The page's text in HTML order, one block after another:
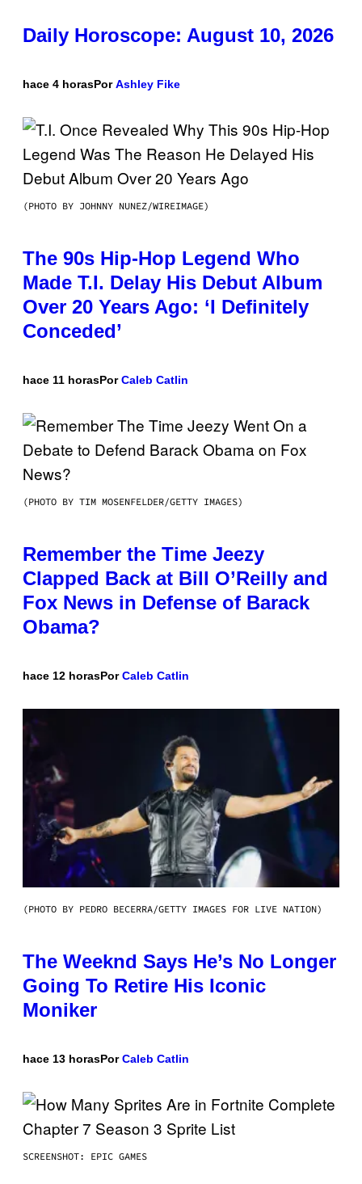
Daily Horoscope: August 10, 2026
hace 4 horasPorAshley Fike
(PHOTO BY JOHNNY NUNEZ/WIREIMAGE)
The 90s Hip-Hop Legend Who
Made T.I. Delay His Debut Album
Over 20 Years Ago: ‘I Definitely
Conceded’
hace 11 horasPorCaleb Catlin
(PHOTO BY TIM MOSENFELDER/GETTY IMAGES)
Remember the Time Jeezy
Clapped Back at Bill O’Reilly and
Fox News in Defense of Barack
Obama?
hace 12 horasPorCaleb Catlin
(PHOTO BY PEDRO BECERRA/GETTY IMAGES FOR LIVE NATION)
The Weeknd Says He’s No Longer
Going To Retire His Iconic
Moniker
hace 13 horasPorCaleb Catlin
SCREENSHOT: EPIC GAMES